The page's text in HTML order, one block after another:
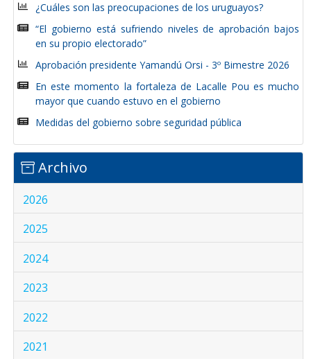
¿Cuáles son las preocupaciones de los uruguayos?
“El gobierno está sufriendo niveles de aprobación bajos
en su propio electorado”
Aprobación presidente Yamandú Orsi - 3º Bimestre 2026
En este momento la fortaleza de Lacalle Pou es mucho
mayor que cuando estuvo en el gobierno
Medidas del gobierno sobre seguridad pública
Archivo
2026
2025
2024
2023
2022
2021